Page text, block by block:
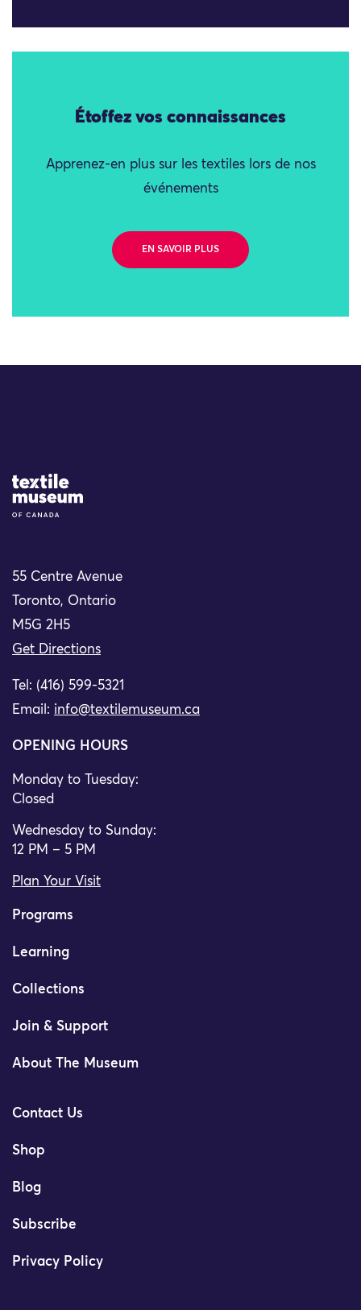
Étoffez vos connaissances
Apprenez-en plus sur les textiles lors de nos
événements
EN SAVOIR PLUS
Site Logo
55 Centre Avenue
Toronto, Ontario
M5G 2H5
Get Directions
Tel: (416) 599-5321
Email: info@textilemuseum.ca
OPENING HOURS
Monday to Tuesday:
Closed
Wednesday to Sunday:
12 PM – 5 PM
Plan Your Visit
Programs
Learning
Collections
Join & Support
About The Museum
Contact Us
Shop
Blog
Subscribe
Privacy Policy